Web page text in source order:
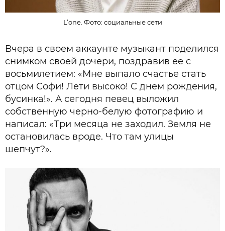
L’one. Фото: социальные сети
Вчера в своем аккаунте музыкант поделился
снимком своей дочери, поздравив ее с
восьмилетием: «Мне выпало счастье стать
отцом Софи! Лети высоко! С днем рождения,
бусинка!». А сегодня певец выложил
собственную черно-белую фотографию и
написал: «Три месяца не заходил. Земля не
остановилась вроде. Что там улицы
шепчут?».